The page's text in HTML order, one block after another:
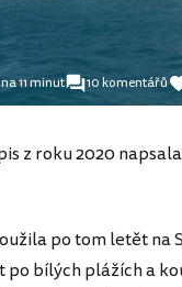
11 minut 10 komentářů
z roku 2020 napsala
po tom letět na
po bílých plážích a